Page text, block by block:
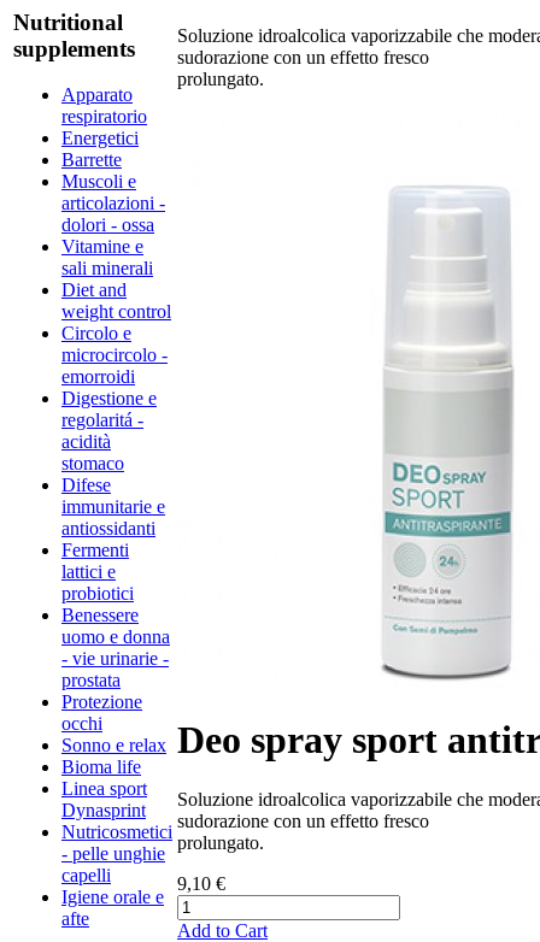
Nutritional
supplements
Apparato
respiratorio
Energetici
Barrette
Muscoli e
articolazioni -
dolori - ossa
Vitamine e
sali minerali
Diet and
weight control
Circolo e
microcircolo -
emorroidi
Digestione e
regolaritá -
acidità
stomaco
Difese
immunitarie e
antiossidanti
Fermenti
lattici e
probiotici
Benessere
uomo e donna
- vie urinarie -
prostata
Protezione
occhi
Sonno e relax
Bioma life
Linea sport
Dynasprint
Nutricosmetici
- pelle unghie
capelli
Igiene orale e
afte
Soluzione idroalcolica vaporizzabile che
sudorazione con un effetto fresco
prolungato.
Deo spray sport
Soluzione idroalcolica vaporizzabile che
sudorazione con un effetto fresco
prolungato.
9,10 €
Add to Cart